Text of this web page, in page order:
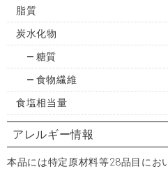
脂質
炭水化物
糖質
食物繊維
食塩相当量
アレルギー情報
本品には特定原材料等28品目にお